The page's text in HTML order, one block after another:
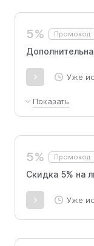
5% Промокод
Уже
Показать
другими
5% Промокод
Скидка 5% на
Уже